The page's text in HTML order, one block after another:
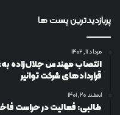
پربازدیدترین پست ها
مرداد ۱۱, ۱۴۰۲
انتصاب مهندس جلال‌زاده
قراردادهای شركت توانیر
اسفند ۲۰, ۱۴۰۱
طالبی: فعالیت در حراست